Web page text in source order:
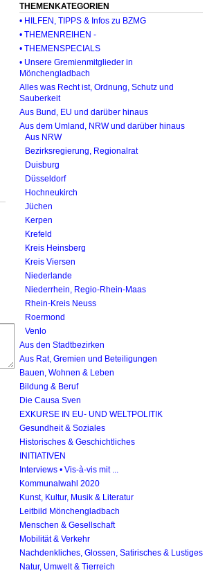
THEMENKATEGORIEN
• HILFEN, TIPPS & Infos zu BZMG
• THEMENREIHEN -
• THEMENSPECIALS
• Unsere Gremienmitglieder in
Mönchengladbach
Alles was Recht ist, Ordnung, Schutz und
Sauberkeit
Aus Bund, EU und darüber hinaus
Aus dem Umland, NRW und darüber hinaus
Aus NRW
Bezirksregierung, Regionalrat
Duisburg
Düsseldorf
Hochneukirch
Jüchen
Kerpen
Krefeld
Kreis Heinsberg
Kreis Viersen
Niederlande
Niederrhein, Regio-Rhein-Maas
Rhein-Kreis Neuss
Roermond
Venlo
Aus den Stadtbezirken
Aus Rat, Gremien und Beteiligungen
Bauen, Wohnen & Leben
Bildung & Beruf
Die Causa Sven
EXKURSE IN EU- UND WELTPOLITIK
Gesundheit & Soziales
Historisches & Geschichtliches
INITIATIVEN
Interviews • Vis-à-vis mit ...
Kommunalwahl 2020
Kunst, Kultur, Musik & Literatur
Leitbild Mönchengladbach
Menschen & Gesellschaft
Mobilität & Verkehr
Nachdenkliches, Glossen, Satirisches & Lustiges
Natur, Umwelt & Tierreich